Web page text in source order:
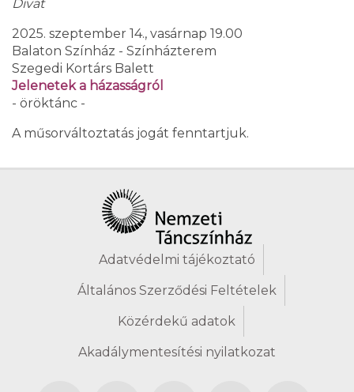
Divat
2025. szeptember 14., vasárnap 19.00
Balaton Színház - Színházterem
Szegedi Kortárs Balett
Jelenetek a házasságról
- öröktánc -
A műsorváltoztatás jogát fenntartjuk.
Adatvédelmi tájékoztató
Általános Szerződési Feltételek
Közérdekű adatok
Akadálymentesítési nyilatkozat